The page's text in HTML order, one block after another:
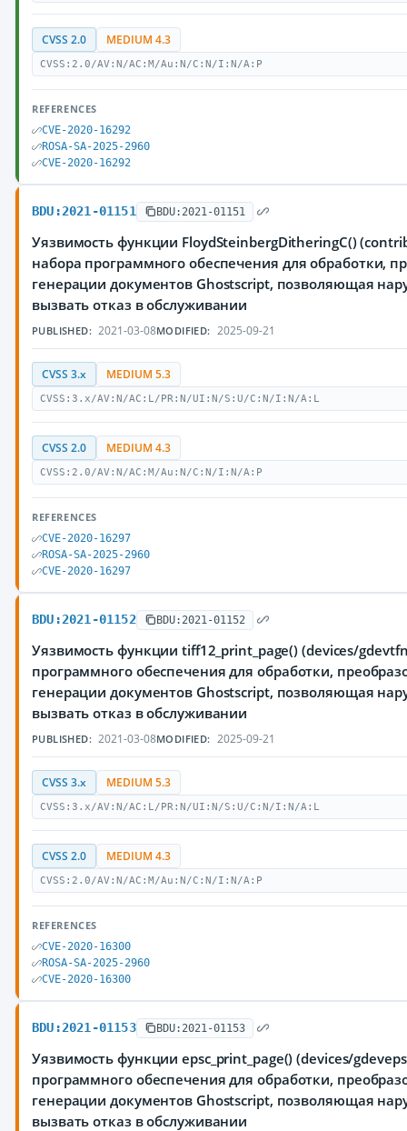
CVSS 2.0 MEDIUM 4.3
CVSS:2.0/AV:N/AC:M/Au:N/C:N/I:N/A:P
REFERENCES
CVE-2020-16292
ROSA-SA-2025-2960
CVE-2020-16292
BDU:2021-01151 BDU:2021-01151
Уязвимость функции FloydSteinbergDitheringC()
набора программного обеспечения для обработки,
генерации документов Ghostscript, позволяющая
вызвать отказ в обслуживании
PUBLISHED: 2021-03-08MODIFIED: 2025-09-21
CVSS 3.x MEDIUM 5.3
CVSS:3.x/AV:N/AC:L/PR:N/UI:N/S:U/C:N/I:N/A:L
CVSS 2.0 MEDIUM 4.3
CVSS:2.0/AV:N/AC:M/Au:N/C:N/I:N/A:P
REFERENCES
CVE-2020-16297
ROSA-SA-2025-2960
CVE-2020-16297
BDU:2021-01152 BDU:2021-01152
Уязвимость функции tiff12_print_page() (devices/
программного обеспечения для обработки,
генерации документов Ghostscript, позволяющая
вызвать отказ в обслуживании
PUBLISHED: 2021-03-08MODIFIED: 2025-09-21
CVSS 3.x MEDIUM 5.3
CVSS:3.x/AV:N/AC:L/PR:N/UI:N/S:U/C:N/I:N/A:L
CVSS 2.0 MEDIUM 4.3
CVSS:2.0/AV:N/AC:M/Au:N/C:N/I:N/A:P
REFERENCES
CVE-2020-16300
ROSA-SA-2025-2960
CVE-2020-16300
BDU:2021-01153 BDU:2021-01153
Уязвимость функции epsc_print_page() (devices/
программного обеспечения для обработки,
генерации документов Ghostscript, позволяющая
вызвать отказ в обслуживании